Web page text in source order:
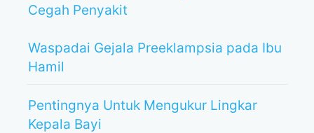
Cegah Penyakit
Waspadai Gejala Preeklampsia pada Ibu
Hamil
Pentingnya Untuk Mengukur Lingkar
Kepala Bayi